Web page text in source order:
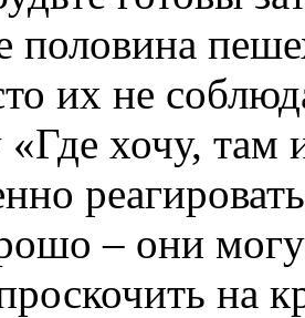
половина
их не
хочу, там
– они
на